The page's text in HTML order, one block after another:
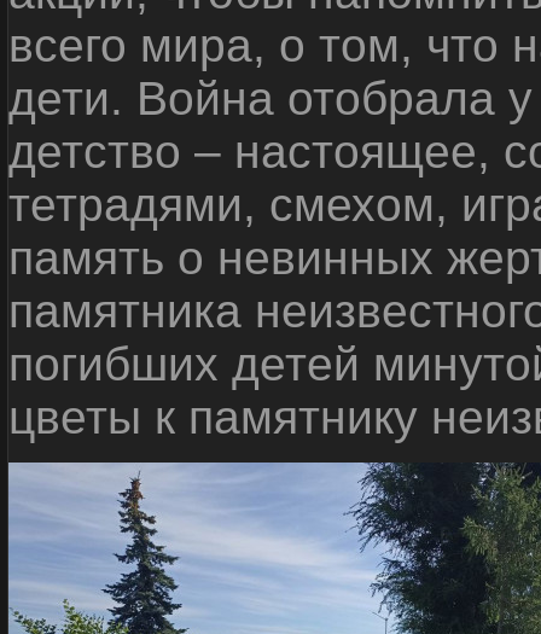
всего мира, о том, что
дети. Война отобрала
детство – настоящее,
тетрадями, смехом,
память о невинных
памятника
погибших детей
цветы к памятнику